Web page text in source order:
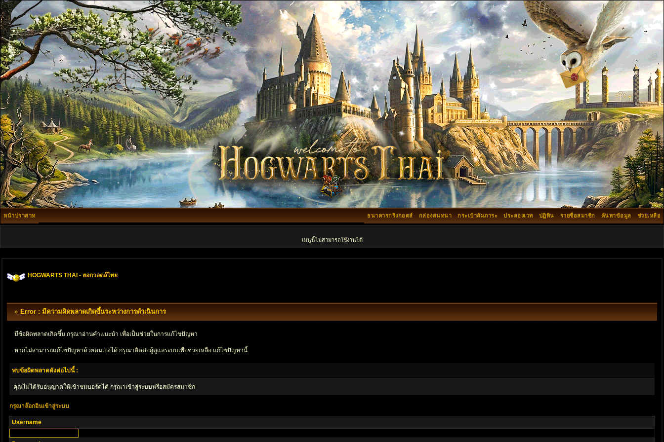
หน้าปราสาท ช่วยเหลือ
ค้นหาข้อมูล
รายชื่อสมาชิก
ปฏิทิน
ประลองเวท
กระเป๋าสัมภาระ
กล่องสนทนา
ธนาคารกริงกอตส์
เมนูนี้ไม่สามารถใช้งานได้
HOGWARTS THAI - ฮอกวอตส์ไทย
Error : มีความผิดพลาดเกิดขึ้นระหว่างการดำเนินการ
มีข้อผิดพลาดเกิดขึ้น กรุณาอ่านคำแนะนำ เพื่อเป็นช่วยในการแก้ไขปัญหา
หากไม่สามารถแก้ไขปัญหาด้วยตนเองได้ กรุณาติตด่อผู้ดูแลระบบเพื่อช่วยเหลือ แก้ไขปัญหานี้
พบข้อผิดพลาดดังต่อไปนี้ :
คุณไม่ได้รับอนุญาตให้เข้าชมบอร์ดได้ กรุณาเข้าสู่ระบบหรือสมัครสมาชิก
กรุณาล๊อกอินเข้าสู่ระบบ
Username